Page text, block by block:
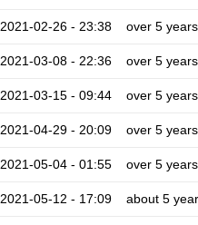
2021-02-26 - 23:38 over 5 years
2021-03-08 - 22:36 over 5 years
2021-03-15 - 09:44 over 5 years
2021-04-29 - 20:09 over 5 years
2021-05-04 - 01:55 over 5 years
2021-05-12 - 17:09 about 5